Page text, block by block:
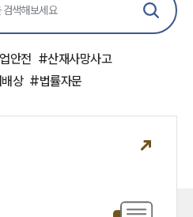
안전 #산재사망사고
상 #법률자문